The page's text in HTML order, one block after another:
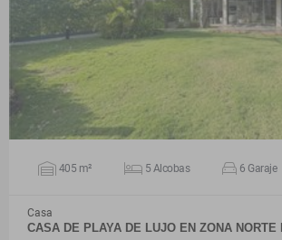
VER DETALLES
405 m² 5 Alcobas 6 Garaje
Casa
CASA DE PLAYA DE LUJO EN ZONA